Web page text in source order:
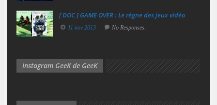
[ DOC ] GAME OVER : Le règne des jeux vidéo
11 nov 2013 No Responses.
Instagram GeeK de GeeK